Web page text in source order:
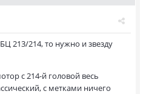
213/214, то нужно и звезду
с 214-й головой весь
с метками ничего